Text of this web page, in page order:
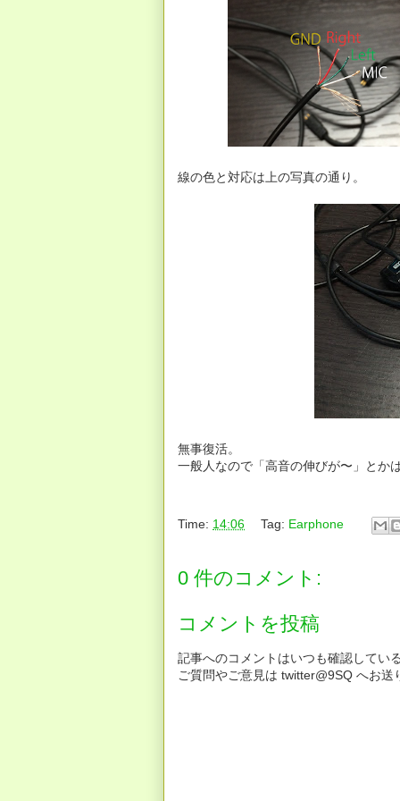
線の色と対応は上の写真の通り。
無事復活。
一般人なので「高音の伸びが〜」とか
Time: 14:06 Tag: Earphone
0 件のコメント:
コメントを投稿
記事へのコメントはいつも確認してい
ご質問やご意見は twitter@9SQ へお